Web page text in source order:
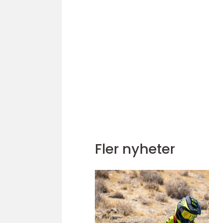
Fler nyheter